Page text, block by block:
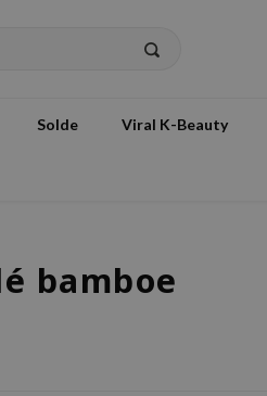
Solde Viral K-Beauty
bamboe